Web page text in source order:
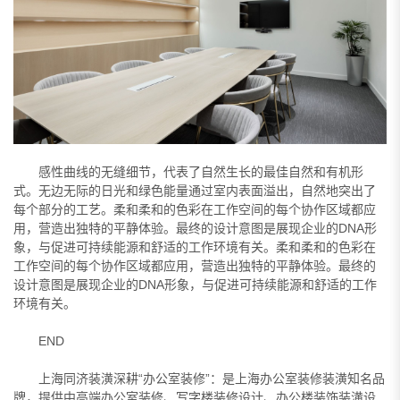
感性曲线的无缝细节，代表了自然生长的最佳自然和有机形
式。无边无际的日光和绿色能量通过室内表面溢出，自然地突出了
每个部分的工艺。柔和柔和的色彩在工作空间的每个协作区域都应
用，营造出独特的平静体验。最终的设计意图是展现企业的DNA形
象，与促进可持续能源和舒适的工作环境有关。柔和柔和的色彩在
工作空间的每个协作区域都应用，营造出独特的平静体验。最终的
设计意图是展现企业的DNA形象，与促进可持续能源和舒适的工作
环境有关。
END
上海同济装潢深耕“办公室装修”：是上海办公室装修装潢知名品